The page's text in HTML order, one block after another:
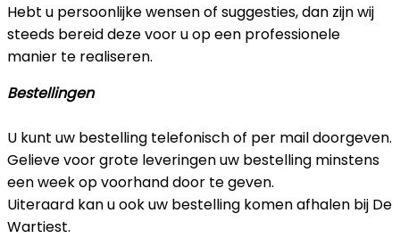
Hebt u persoonlijke wensen of suggesties, dan zijn wij
steeds bereid deze voor u op een professionele
manier te realiseren.
Bestellingen
U kunt uw bestelling telefonisch of per mail doorgeven.
Gelieve voor grote leveringen uw bestelling minstens
een week op voorhand door te geven.
Uiteraard kan u ook uw bestelling komen afhalen bij De
Wartiest.